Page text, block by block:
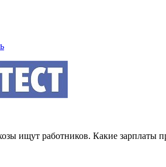
ищут работников. Какие зарплаты